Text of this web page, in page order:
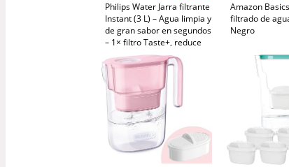
Philips Water Jarra filtrante
Instant (3 L) – Agua limpia y
de gran sabor en segundos
– 1× filtro Taste+, reduce
cloro y plomo, preserva
minerales
Amazon
filtrado de
Negro